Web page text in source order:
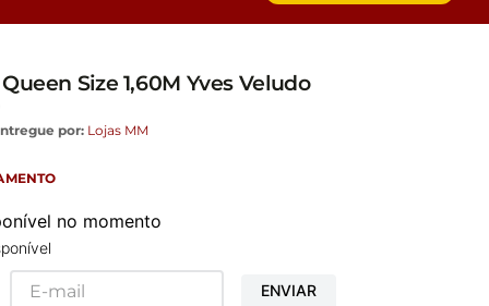
Size 1,60M Yves Veludo
por: Lojas MM
no momento
ENVIAR